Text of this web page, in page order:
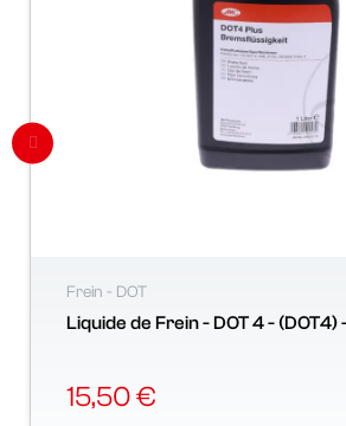
Frein - DOT
15,50 €